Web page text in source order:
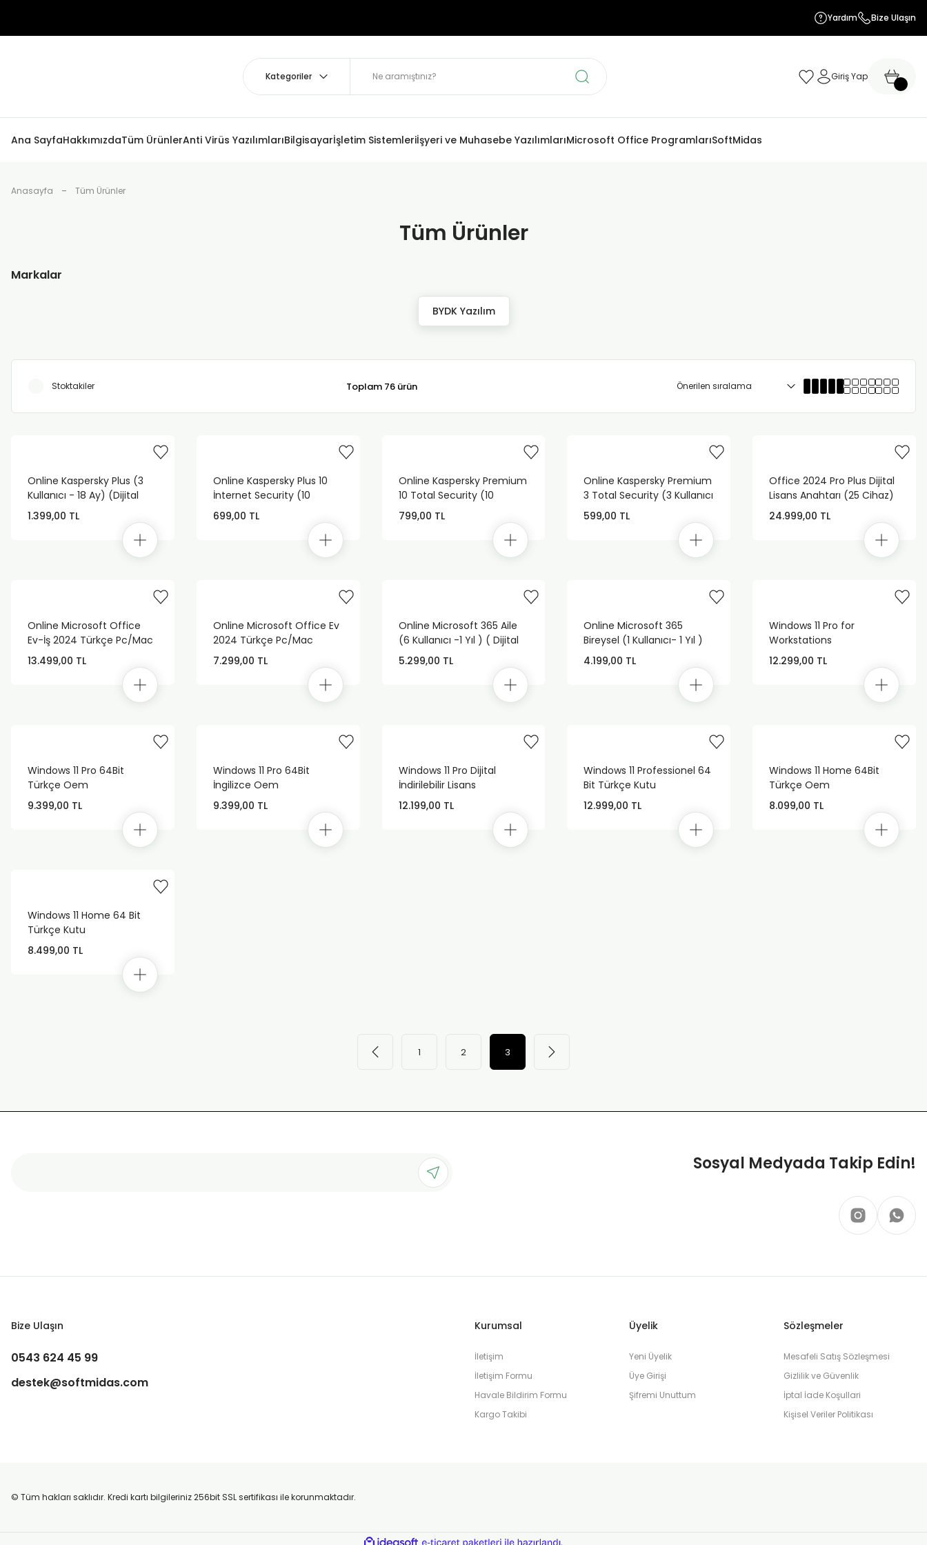
Yardım Bize Ulaşın
Giriş Yap
Ana SayfaHakkımızdaTüm ÜrünlerAnti Virüs YazılımlarıBilgisayarİşletim Sistemleriİşyeri ve Muhasebe YazılımlarıMicrosoft Office ProgramlarıSoftMidas
Anasayfa Tüm Ürünler
Tüm Ürünler
Markalar
BYDK Yazılım
Stoktakiler Toplam 76 ürün
Online Kaspersky Plus (3
Kullanıcı - 18 Ay) (Dijital
Lisans)
1.399,00 TL
Online Kaspersky Plus 10
İnternet Security (10
Kullanıcı - 1 Yıl)
699,00 TL
Online Kaspersky Premium
10 Total Security (10
Kullanıcı - 1 Yıl)
799,00 TL
Online Kaspersky Premium
3 Total Security (3 Kullanıcı
- 1 Yıl)
599,00 TL
Office 2024 Pro Plus Dijital
Lisans Anahtarı (25 Cihaz)
24.999,00 TL
Online Microsoft Office
Ev-İş 2024 Türkçe Pc/Mac
(Dijital İndirilebilir Lisans)
13.499,00 TL
Online Microsoft Office Ev
2024 Türkçe Pc/Mac
(Dijital İndirilebilir Lisans)
7.299,00 TL
Online Microsoft 365 Aile
(6 Kullanıcı -1 Yıl ) ( Dijital
İndirilebilir Lisans )
5.299,00 TL
Online Microsoft 365
Bireysel (1 Kullanıcı- 1 Yıl )
(Dijital İndirilebilir Lisans)
4.199,00 TL
Windows 11 Pro for
Workstations
12.299,00 TL
Windows 11 Pro 64Bit
Türkçe Oem
9.399,00 TL
Windows 11 Pro 64Bit
İngilizce Oem
9.399,00 TL
Windows 11 Pro Dijital
İndirilebilir Lisans
12.199,00 TL
Windows 11 Professionel 64
Bit Türkçe Kutu
12.999,00 TL
Windows 11 Home 64Bit
Türkçe Oem
8.099,00 TL
Windows 11 Home 64 Bit
Türkçe Kutu
8.499,00 TL
1 2 3
Sosyal Medyada Takip Edin!
Bize Ulaşın
0543 624 45 99
destek@softmidas.com
Kurumsal
İletişim
İletişim Formu
Havale Bildirim Formu
Kargo Takibi
Üyelik
Yeni Üyelik
Üye Girişi
Şifremi Unuttum
Sözleşmeler
Mesafeli Satış Sözleşmesi
Gizlilik ve Güvenlik
İptal İade Koşullari
Kişisel Veriler Politikası
© Tüm hakları saklıdır. Kredi kartı bilgileriniz 256bit SSL sertifikası ile korunmaktadır.
ideasoft e-